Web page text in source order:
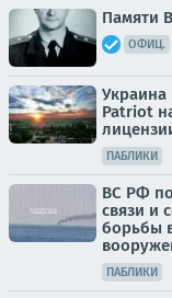
Памяти
ОФИЦ.
Украина
Patriot
ПАБЛИКИ
ВС РФ
связи и
борьбы
ПАБЛИКИ